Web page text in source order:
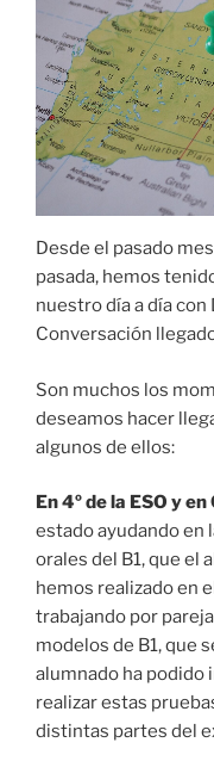
Desde el pasado
pasada, hemos
nuestro día a día
Conversación
Son muchos los
deseamos hacer
algunos de ellos:
En 4º de la ESO y
estado ayudando en
orales del B1, que el
hemos realizado en
trabajando por
modelos de B1, que
alumnado ha podido
realizar estas
distintas partes del